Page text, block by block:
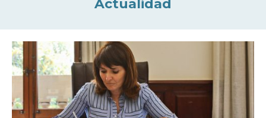
Actualidad